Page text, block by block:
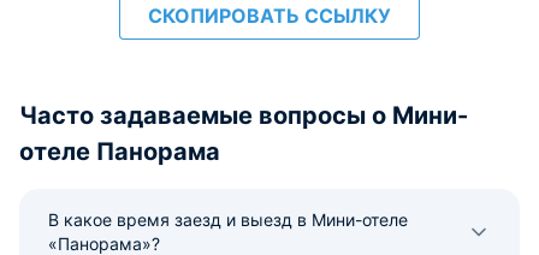
СКОПИРОВАТЬ ССЫЛКУ
Часто задаваемые вопросы о Мини-
отеле Панорама
В какое время заезд и выезд в Мини-отеле
«Панорама»?